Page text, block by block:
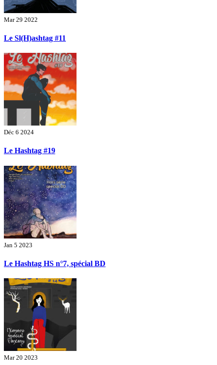
Mar 29 2022
Le Sl(H)ashtag #11
Déc 6 2024
Le Hashtag #19
Jan 5 2023
Le Hashtag HS n°7, spécial BD
Mar 20 2023